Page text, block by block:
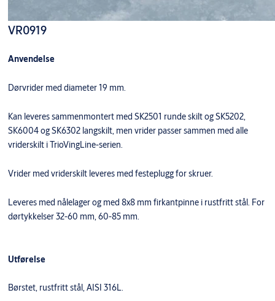
VR0919
Anvendelse
Dørvrider med diameter 19 mm.
Kan leveres sammenmontert med SK2501 runde skilt og SK5202,
SK6004 og SK6302 langskilt, men vrider passer sammen med alle
vriderskilt i TrioVingLine-serien.
Vrider med vriderskilt leveres med festeplugg for skruer.
Leveres med nålelager og med 8x8 mm firkantpinne i rustfritt stål. For
dørtykkelser 32-60 mm, 60-85 mm.
Utførelse
Børstet, rustfritt stål, AISI 316L.